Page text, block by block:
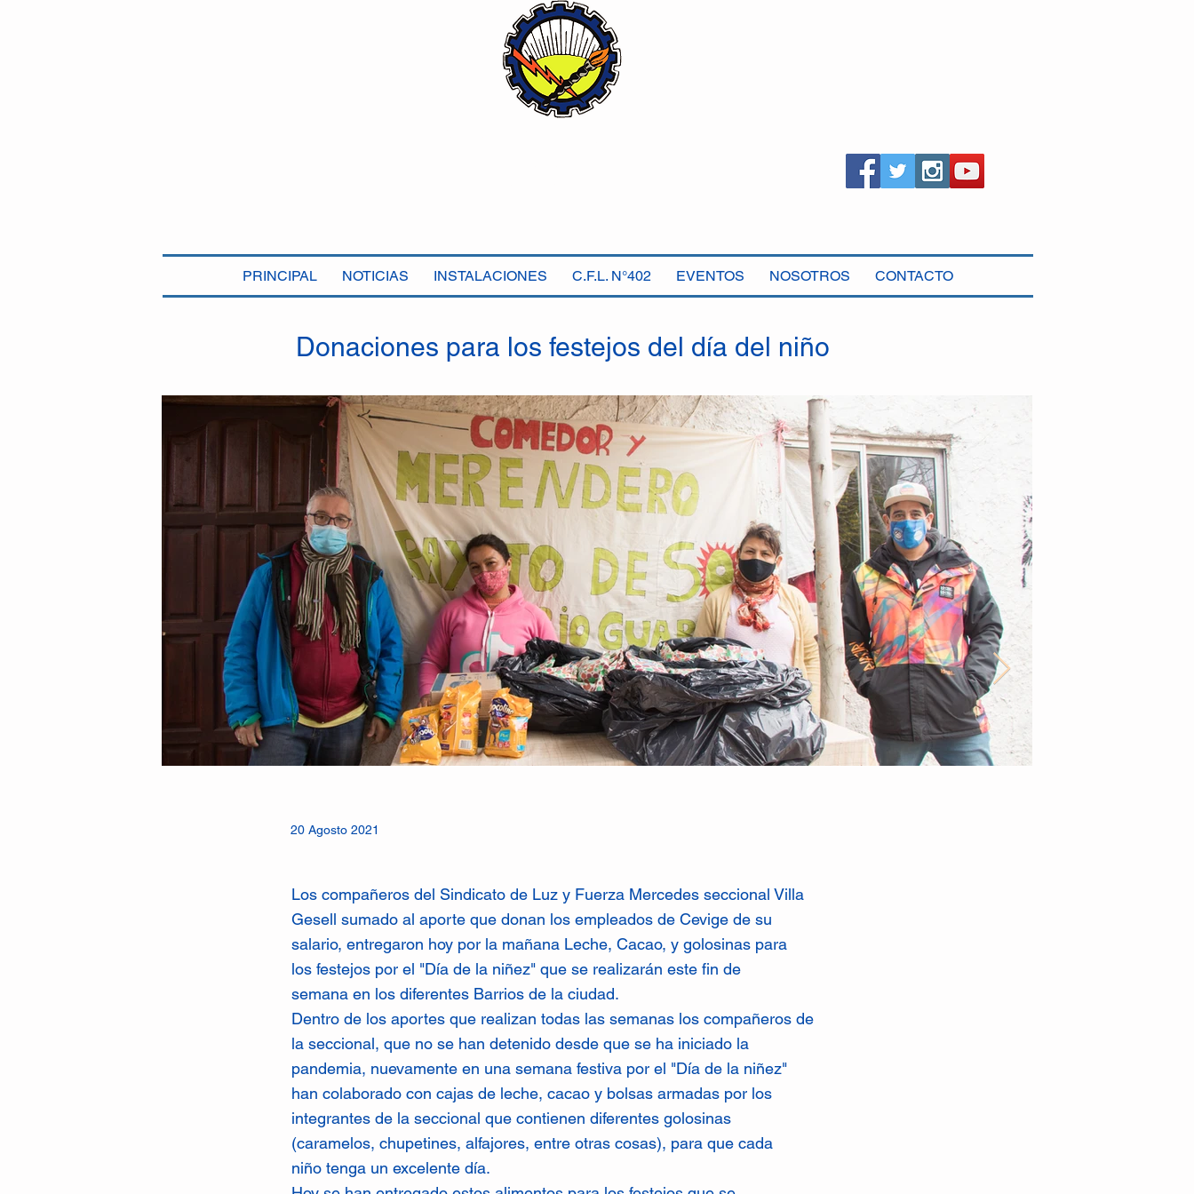
PRINCIPAL NOTICIAS INSTALACIONES C.F.L. N°402 EVENTOS NOSOTROS CONTACTO
Donaciones para los festejos del día del niño
Los compañeros del Sindicato de Luz y Fuerza Mercedes seccional Villa
Gesell sumado al aporte que donan los empleados de Cevige de su
salario, entregaron hoy por la mañana Leche, Cacao, y golosinas para
los festejos por el "Día de la niñez" que se realizarán este fin de
semana en los diferentes Barrios de la ciudad.
Dentro de los aportes que realizan todas las semanas los compañeros de
la seccional, que no se han detenido desde que se ha iniciado la
pandemia, nuevamente en una semana festiva por el "Día de la niñez"
han colaborado con cajas de leche, cacao y bolsas armadas por los
integrantes de la seccional que contienen diferentes golosinas
(caramelos, chupetines, alfajores, entre otras cosas), para que cada
niño tenga un excelente día.
20 Agosto 2021